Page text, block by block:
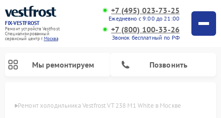
FIX-VESTFROST
Ремонт устройств Vestfrost
Специализированный
cервисный центр г.Москва
+7 (495) 023-73-25
Ежедневно с 9:00 до 21:00
+7 (800) 100-33-26
Звонок бесплатный по РФ
Мы ремонтируем Позвонить
Ремонт холодильника Vestfrost VT 238 M1 White в Москве